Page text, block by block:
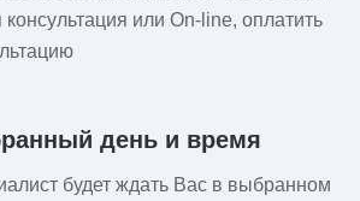
консультация или On-line, оплатить
день и время
будет ждать Вас в выбранном